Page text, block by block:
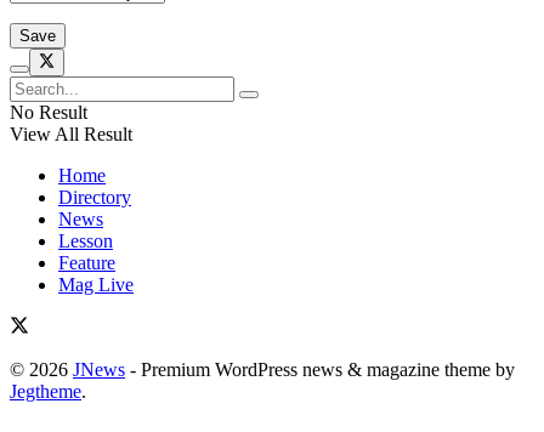
No Result
View All Result
Home
Directory
News
Lesson
Feature
Mag Live
© 2026 JNews - Premium WordPress news & magazine theme by
Jegtheme.